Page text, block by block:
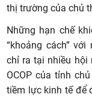
thị trường của chủ
Những hạn chế
“khoảng cách”
chỉ ra tại nhiều hội
OCOP của tỉnh
tiềm lực kinh tế để